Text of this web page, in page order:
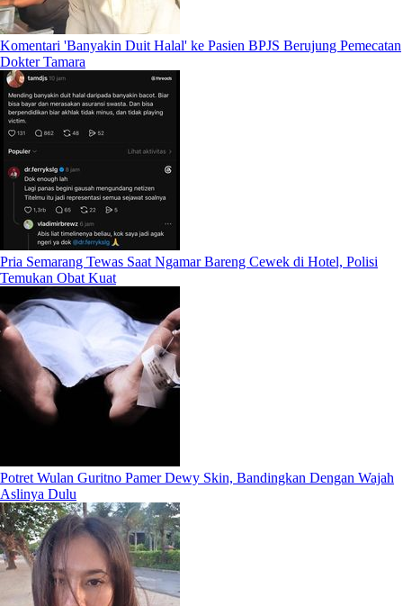
Komentari 'Banyakin Duit Halal' ke Pasien BPJS Berujung Pemecatan
Dokter Tamara
Pria Semarang Tewas Saat Ngamar Bareng Cewek di Hotel, Polisi
Temukan Obat Kuat
Potret Wulan Guritno Pamer Dewy Skin, Bandingkan Dengan Wajah
Aslinya Dulu